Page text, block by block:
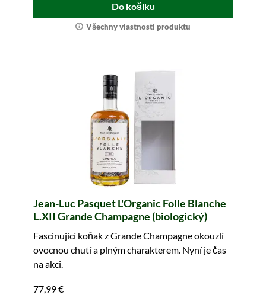
Do košíku
Všechny vlastnosti produktu
Jean-Luc Pasquet L'Organic Folle Blanche
L.XII Grande Champagne (biologický)
Fascinující koňak z Grande Champagne okouzlí
ovocnou chutí a plným charakterem. Nyní je čas
na akci.
77,99 €